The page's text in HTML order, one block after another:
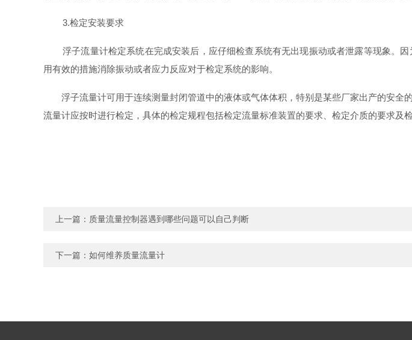
3.检定安装要求
浮子流量计检定系统在完成安装后，应仔细检查系统有无出现振动或者泄露等现象。
用有效的措施消除振动或者应力反应对于检定系统的影响。
浮子流量计可用于连续测量封闭管道中的液体或气体体积，特别是某些厂家出产的安
流量计应按时进行检定，具体的检定规程包括检定流量标准装置的要求、检定介质的要求及
上一篇： 质量流量控制器遇到哪些问题可以自己判断
下一篇： 如何维养质量流量计